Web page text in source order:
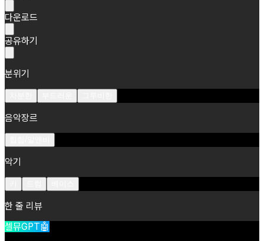
다운로드
공유하기
분위기
음악장르
악기
한 줄 리뷰
셀뮤GPT🤖